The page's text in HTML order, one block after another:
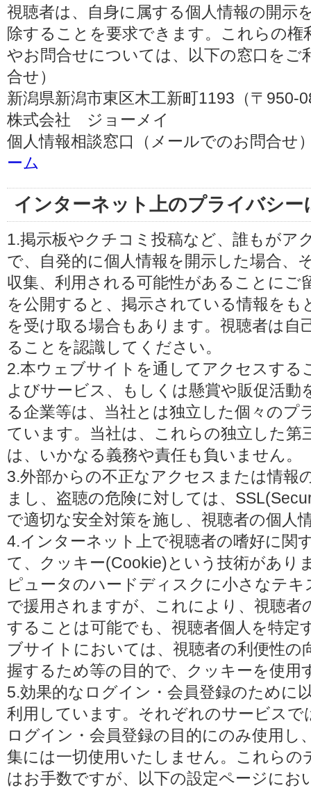
視聴者は、自身に属する個人情報の開示
除することを要求できます。これらの権
やお問合せについては、以下の窓口をご
合せ）
新潟県新潟市東区木工新町1193（〒950-
株式会社 ジョーメイ
個人情報相談窓口（メールでのお問合せ
ーム
インターネット上のプライバシー
1.掲示板やクチコミ投稿など、誰もがア
で、自発的に個人情報を開示した場合、
収集、利用される可能性があることに
を公開すると、掲示されている情報を
を受け取る場合もあります。視聴者は自
ることを認識してください。
2.本ウェブサイトを通してアクセスする
よびサービス、もしくは懸賞や販促活動
る企業等は、当社とは独立した個々のプ
ています。当社は、これらの独立した第
は、いかなる義務や責任も負いません。
3.外部からの不正なアクセスまたは情報
まし、盗聴の危険に対しては、
で適切な安全対策を施し、視聴者の個人
4.インターネット上で視聴者の嗜好に関
て、クッキー(Cookie)という技術があり
ピュータのハードディスクに小さなテ
で援用されますが、これにより、視聴
することは可能でも、視聴者個人を特定
ブサイトにおいては、視聴者の利便性の
握するため等の目的で、クッキーを使用
5.効果的なログイン・会員登録のために
利用しています。それぞれのサービス
ログイン・会員登録の目的にのみ使用し
集には一切使用いたしません。これらの
はお手数ですが、以下の設定ページにお